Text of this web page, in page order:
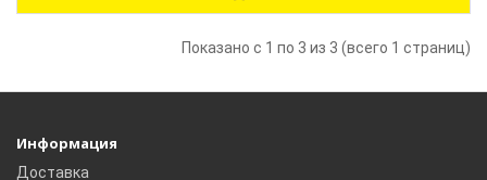
Показано с 1 по 3 из 3 (всего 1 страниц)
Информация
Доставка